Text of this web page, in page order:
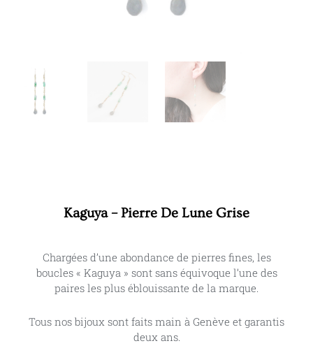
Kaguya – Pierre De Lune Grise
Chargées d’une abondance de pierres fines, les
boucles « Kaguya » sont sans équivoque l’une des
paires les plus éblouissante de la marque.
Tous nos bijoux sont faits main à Genève et garantis
deux ans.